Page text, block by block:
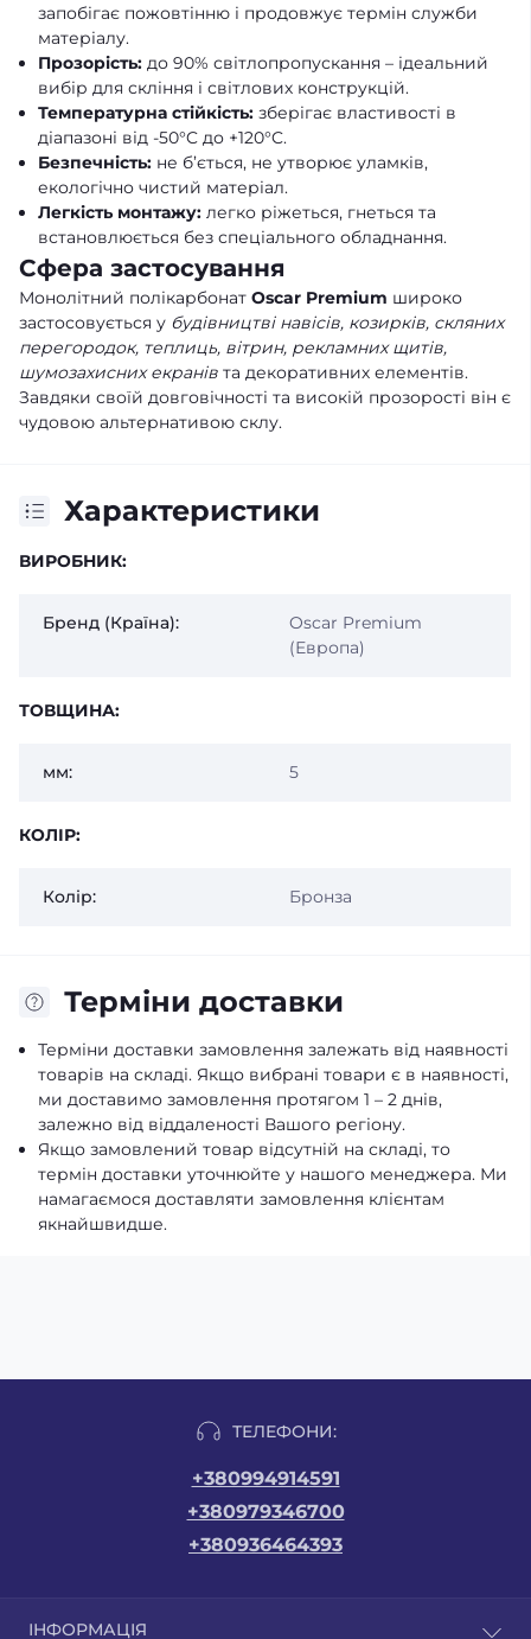
запобігає пожовтінню і продовжує термін служби
матеріалу.
Прозорість: до 90% світлопропускання – ідеальний
вибір для скління і світлових конструкцій.
Температурна стійкість: зберігає властивості в
діапазоні від -50°C до +120°C.
Безпечність: не б’ється, не утворює уламків,
екологічно чистий матеріал.
Легкість монтажу: легко ріжеться, гнеться та
встановлюється без спеціального обладнання.
Сфера застосування
Монолітний полікарбонат Oscar Premium широко
застосовується у будівництві навісів, козирків, скляних
перегородок, теплиць, вітрин, рекламних щитів,
шумозахисних екранів та декоративних елементів.
Завдяки своїй довговічності та високій прозорості він є
чудовою альтернативою склу.
Характеристики
ВИРОБНИК:
Бренд (Країна):
Oscar Premium
(Европа)
ТОВЩИНА:
мм: 5
КОЛІР:
Колір: Бронза
Терміни доставки
Терміни доставки замовлення залежать від наявності
товарів на складі. Якщо вибрані товари є в наявності,
ми доставимо замовлення протягом 1 – 2 днів,
залежно від віддаленості Вашого регіону.
Якщо замовлений товар відсутній на складі, то
термін доставки уточнюйте у нашого менеджера. Ми
намагаємося доставляти замовлення клієнтам
якнайшвидше.
ТЕЛЕФОНИ:
+380994914591
+380979346700
+380936464393
ІНФОРМАЦІЯ